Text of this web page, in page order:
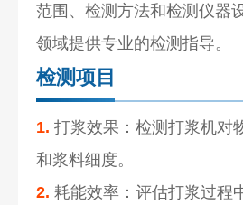
范围、检测方法和检测仪器
领域提供专业的检测指导。
检测项目
1. 打浆效果：检测打浆机对
和浆料细度。
2. 耗能效率：评估打浆过程